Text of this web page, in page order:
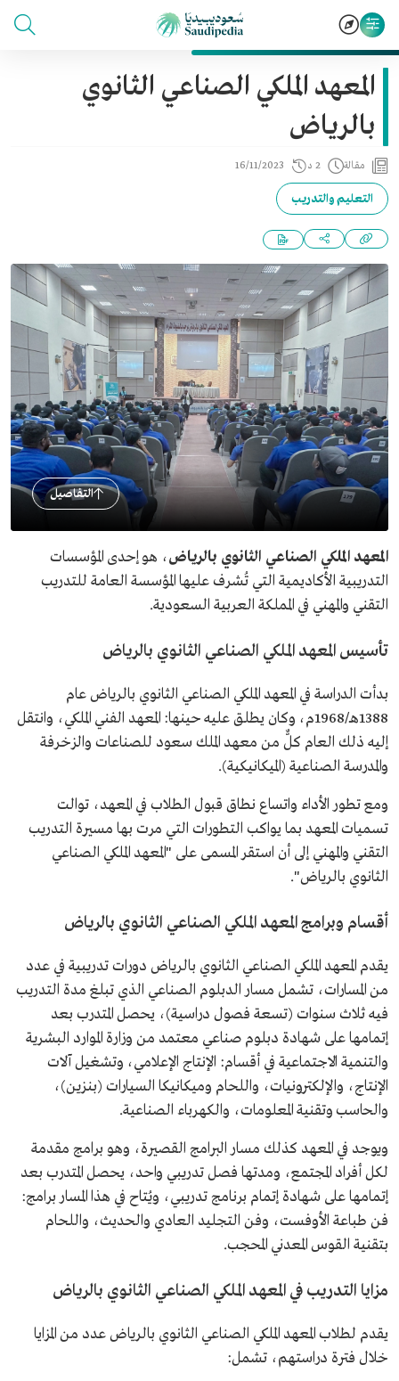
المعهد الملكي الصناعي الثانوي
بالرياض
مقالة 2 د 16/11/2023
التعليم والتدريب
التفاصيل
المعهد الملكي الصناعي الثانوي بالرياض، هو إحدى المؤسسات
التدريبية الأكاديمية التي تُشرف عليها المؤسسة العامة للتدريب
التقني والمهني في المملكة العربية السعودية.
تأسيس المعهد الملكي الصناعي الثانوي بالرياض
بدأت الدراسة في المعهد الملكي الصناعي الثانوي بالرياض عام
1388هـ/1968م، وكان يطلق عليه حينها: المعهد الفني الملكي، وانتقل
إليه ذلك العام كلٌّ من معهد الملك سعود للصناعات والزخرفة
والمدرسة الصناعية (الميكانيكية).
ومع تطور الأداء واتساع نطاق قبول الطلاب في المعهد، توالت
تسميات المعهد بما يواكب التطورات التي مرت بها مسيرة التدريب
التقني والمهني إلى أن استقر المسمى على "المعهد الملكي الصناعي
الثانوي بالرياض".
أقسام وبرامج المعهد الملكي الصناعي الثانوي بالرياض
يقدم المعهد الملكي الصناعي الثانوي بالرياض دورات تدريبية في عدد
من المسارات، تشمل مسار الدبلوم الصناعي الذي تبلغ مدة التدريب
فيه ثلاث سنوات (تسعة فصول دراسية)، يحصل المتدرب بعد
إتمامها على شهادة دبلوم صناعي معتمد من وزارة الموارد البشرية
والتنمية الاجتماعية في أقسام: الإنتاج الإعلامي، وتشغيل آلات
الإنتاج، والإلكترونيات، واللحام وميكانيكا السيارات (بنزين)،
والحاسب وتقنية المعلومات، والكهرباء الصناعية.
ويوجد في المعهد كذلك مسار البرامج القصيرة، وهو برامج مقدمة
لكل أفراد المجتمع، ومدتها فصل تدريبي واحد، يحصل المتدرب بعد
إتمامها على شهادة إتمام برنامج تدريبي، ويُتاح في هذا المسار برامج:
فن طباعة الأوفست، وفن التجليد العادي والحديث، واللحام
بتقنية القوس المعدني المحجب.
مزايا التدريب في المعهد الملكي الصناعي الثانوي بالرياض
يقدم لطلاب المعهد الملكي الصناعي الثانوي بالرياض عدد من المزايا
خلال فترة دراستهم، تشمل: